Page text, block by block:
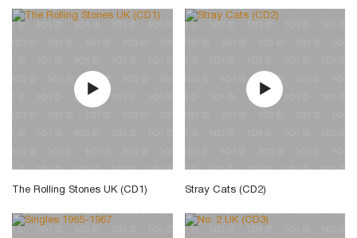
The Rolling Stones UK (CD1) Stray Cats (CD2)